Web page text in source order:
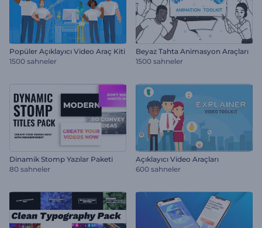
Popüler Açıklayıcı Video Araç Kiti
1500 sahneler
Beyaz Tahta Animasyon Araçları
1500 sahneler
Dinamik Stomp Yazılar Paketi
80 sahneler
Açıklayıcı Video Araçları
600 sahneler